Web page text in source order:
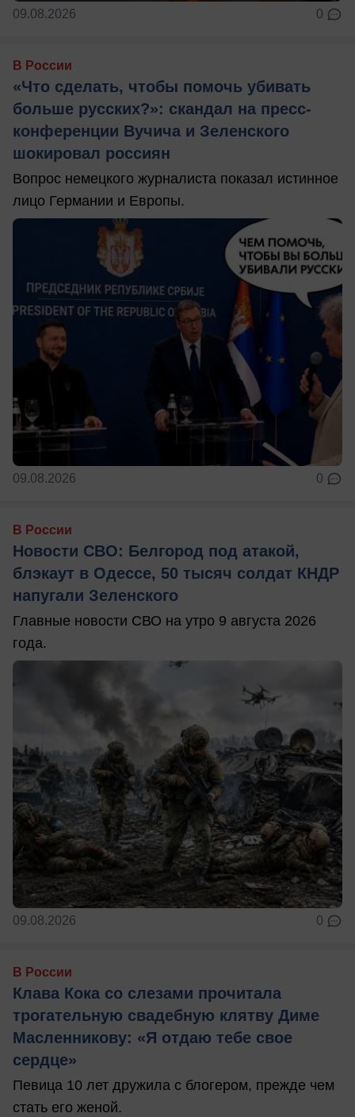
09.08.2026 0
В России
«Что сделать, чтобы помочь убивать
больше русских?»: скандал на пресс-
конференции Вучича и Зеленского
шокировал россиян
Вопрос немецкого журналиста показал истинное
лицо Германии и Европы.
09.08.2026 0
В России
Новости СВО: Белгород под атакой,
блэкаут в Одессе, 50 тысяч солдат КНДР
напугали Зеленского
Главные новости СВО на утро 9 августа 2026
года.
09.08.2026 0
В России
Клава Кока со слезами прочитала
трогательную свадебную клятву Диме
Масленникову: «Я отдаю тебе свое
сердце»
Певица 10 лет дружила с блогером, прежде чем
стать его женой.